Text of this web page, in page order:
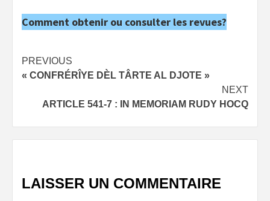
Comment obtenir ou consulter les revues?
Post
navigation
PREVIOUS
« CONFRÉRÎYE DÈL TÂRTE AL DJOTE »
NEXT
ARTICLE 541-7 : IN MEMORIAM RUDY HOCQ
LAISSER UN COMMENTAIRE